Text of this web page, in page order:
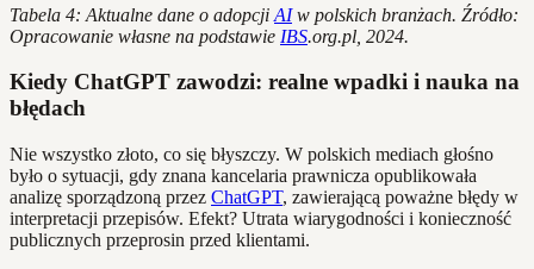
Tabela 4: Aktualne dane o adopcji AIw polskich branżach. Źródło:
Opracowanie własne na podstawie IBS.org.pl, 2024.
Kiedy ChatGPT zawodzi: realne wpadki i nauka na
błędach
Nie wszystko złoto, co się błyszczy. W polskich mediach głośno
było o sytuacji, gdy znana kancelaria prawnicza opublikowała
analizę sporządzoną przez ChatGPT, zawierającą poważne błędy w
interpretacji przepisów. Efekt? Utrata wiarygodności i konieczność
publicznych przeprosin przed klientami.